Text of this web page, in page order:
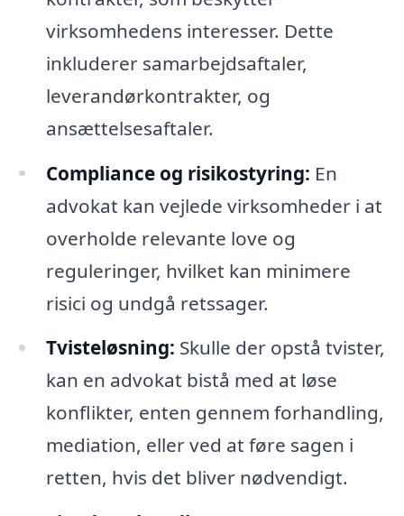
virksomhedens interesser. Dette
inkluderer samarbejdsaftaler,
leverandørkontrakter, og
ansættelsesaftaler.
Compliance og risikostyring: En
advokat kan vejlede virksomheder i at
overholde relevante love og
reguleringer, hvilket kan minimere
risici og undgå retssager.
Tvisteløsning: Skulle der opstå tvister,
kan en advokat bistå med at løse
konflikter, enten gennem forhandling,
mediation, eller ved at føre sagen i
retten, hvis det bliver nødvendigt.